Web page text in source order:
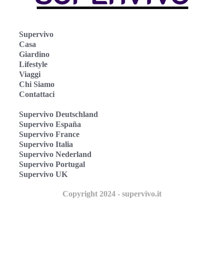
Supervivo
Casa
Giardino
Lifestyle
Viaggi
Chi Siamo
Contattaci
Supervivo Deutschland
Supervivo España
Supervivo France
Supervivo Italia
Supervivo Nederland
Supervivo Portugal
Supervivo UK
Copyright 2024 - supervivo.it